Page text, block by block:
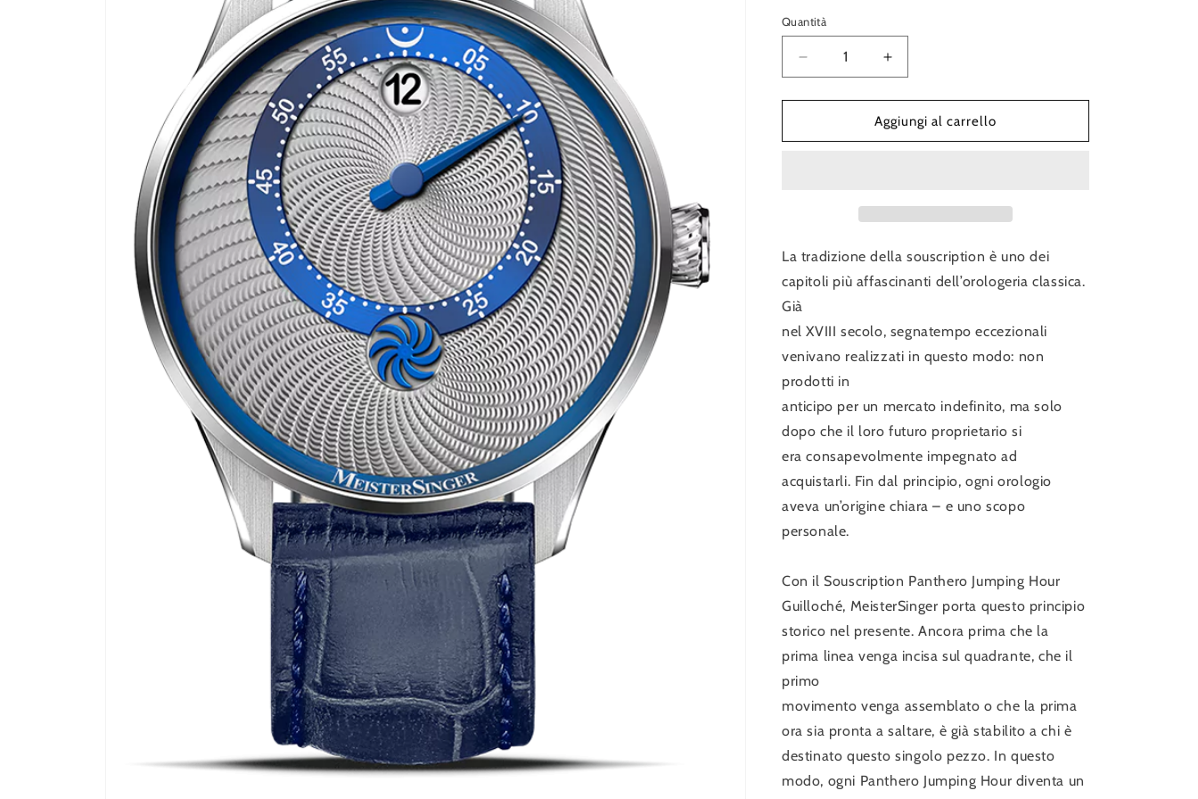
listino
Quantità
Diminuisci
quantità
per
Souscription
Panthero
Aumenta
quantità
per
Souscription
Panthero
Aggiungi al carrello
La tradizione della souscription è uno dei
capitoli più affascinanti dell’orologeria classica.
Già
nel XVIII secolo, segnatempo eccezionali
venivano realizzati in questo modo: non
prodotti in
anticipo per un mercato indefinito, ma solo
dopo che il loro futuro proprietario si
era consapevolmente impegnato ad
acquistarli. Fin dal principio, ogni orologio
aveva un’origine chiara – e uno scopo
personale.
Con il Souscription Panthero Jumping Hour
Guilloché, MeisterSinger porta questo principio
storico nel presente. Ancora prima che la
prima linea venga incisa sul quadrante, che il
primo
movimento venga assemblato o che la prima
ora sia pronta a saltare, è già stabilito a chi è
destinato questo singolo pezzo. In questo
modo, ogni Panthero Jumping Hour diventa un